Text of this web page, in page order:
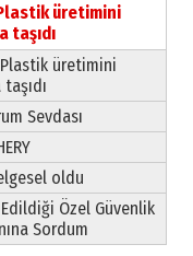
üretimini
taşıdı
üretimini
Sevdası
oldu
Özel Güvenlik
Sordum